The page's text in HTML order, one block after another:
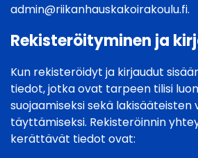
admin@riikanhauskakoirakoulu.fi.
Rekisteröityminen ja
Kun rekisteröidyt ja kirjaudut
tiedot, jotka ovat tarpeen tilisi
suojaamiseksi sekä
täyttämiseksi. Rekisteröinnin
kerättävät tiedot ovat: